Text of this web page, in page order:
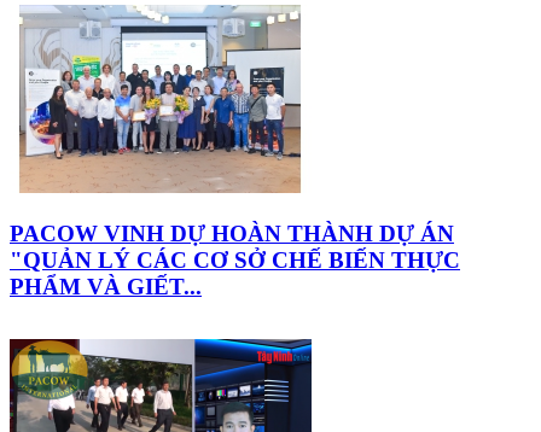
PACOW VINH DỰ HOÀN THÀNH DỰ ÁN
"QUẢN LÝ CÁC CƠ SỞ CHẾ BIẾN THỰC
PHẨM VÀ GIẾT...